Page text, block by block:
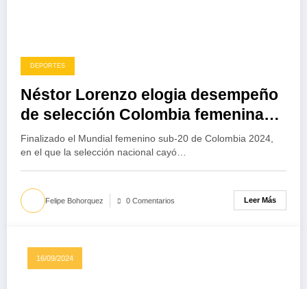
DEPORTES
Néstor Lorenzo elogia desempeño
de selección Colombia femenina
sub-20 en el Mundial
Finalizado el Mundial femenino sub-20 de Colombia 2024,
en el que la selección nacional cayó…
Felipe Bohorquez 0 Comentarios Leer Más
16/09/2024